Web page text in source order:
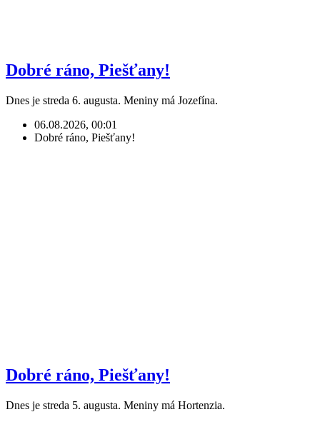
Dobré ráno, Piešťany!
Dnes je streda 6. augusta. Meniny má Jozefína.
06.08.2026, 00:01
Dobré ráno, Piešťany!
Dobré ráno, Piešťany!
Dnes je streda 5. augusta. Meniny má Hortenzia.